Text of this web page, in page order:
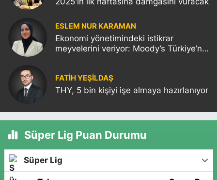
ESLEM NUR KARAMAN
Ekonomi yönetimindeki istikrar
meyvelerini veriyor: Moody’s Türkiye’nin
FATIH YEŞİLDAŞ
THY, 5 bin kişiyi işe almaya hazırlanıyor
Süper Lig Puan Durumu
Süper Lig